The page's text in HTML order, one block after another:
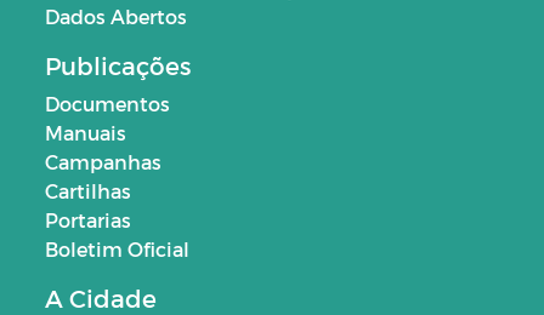
Dados Abertos
Publicações
Documentos
Manuais
Campanhas
Cartilhas
Portarias
Boletim Oficial
A Cidade